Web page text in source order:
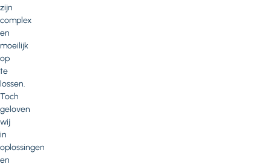
zijn
complex
en
moeilijk
op
te
lossen.
Toch
geloven
wij
in
oplossingen
en